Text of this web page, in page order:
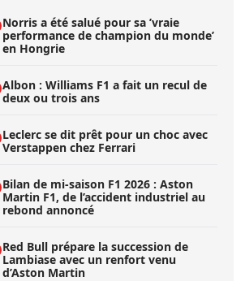
Norris a été salué pour sa ’vraie
performance de champion du monde’
en Hongrie
Albon : Williams F1 a fait un recul de
deux ou trois ans
Leclerc se dit prêt pour un choc avec
Verstappen chez Ferrari
Bilan de mi-saison F1 2026 : Aston
Martin F1, de l’accident industriel au
rebond annoncé
Red Bull prépare la succession de
Lambiase avec un renfort venu
d’Aston Martin